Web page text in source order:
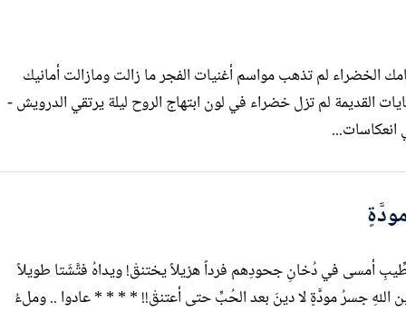
الأيام الخضراء يا فاطمة! أيامك الخضراء لم تذهب مواسم أغنيات الفجر ما زالت ومازالت أمانيك
القديمة.. قادمة! هذا فؤادك لم يزل بِكراً عناقيد الحكايات القديمة لم تزل خضراء في لون ابتهاج الروح ليلة يرتقي الدرويش -
الطِّيبِ أمسى في دُخانِ جحودِهم فرداً هزيلاً يختنقْ! ويداهُ فتَّشَتا طويلاً
عن يديَّ بلا هُدىً وأنا بِقاعِ الجُبِّ سِرٌّ مُنْغَلِقْ بيني وبين اللهِ جسرُ مودَّةٍ لا دينَ بعد الحُبِّ حتى أعتنقْ!! * * * * عادوا .. وملءُ